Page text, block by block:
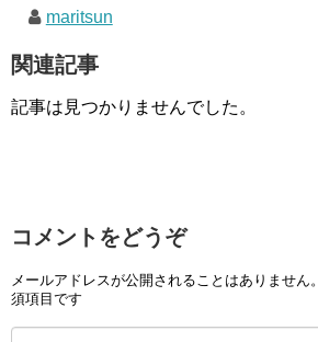
maritsun
関連記事
記事は見つかりませんでした。
コメントをどうぞ
メールアドレスが公開されることはありません。
須項目です